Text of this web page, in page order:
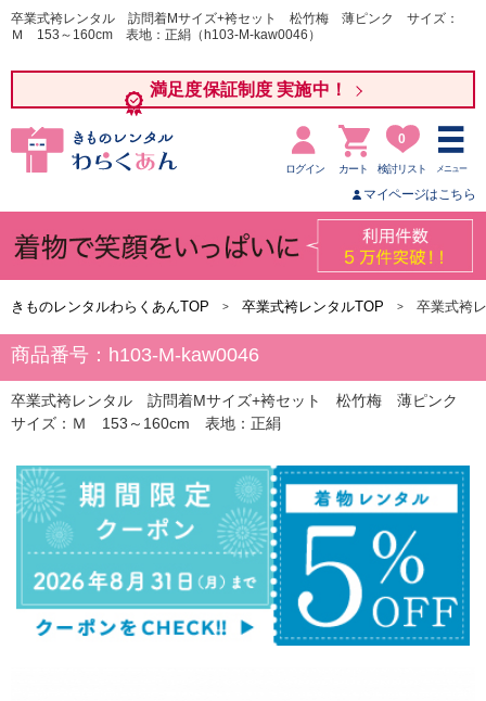
卒業式袴レンタル 訪問着Mサイズ+袴セット 松竹梅 薄ピンク サイズ：
Ｍ 153～160cm 表地：正絹（h103-M-kaw0046）
満足度保証制度 実施中！
ログイン カート
0
検討リスト メニュー
マイページはこちら
きものレンタルわらくあんTOP 卒業式袴レンタルTOP 卒業式袴
商品番号：h103-M-kaw0046
卒業式袴レンタル 訪問着Mサイズ+袴セット 松竹梅 薄ピンク
サイズ：Ｍ 153～160cm 表地：正絹